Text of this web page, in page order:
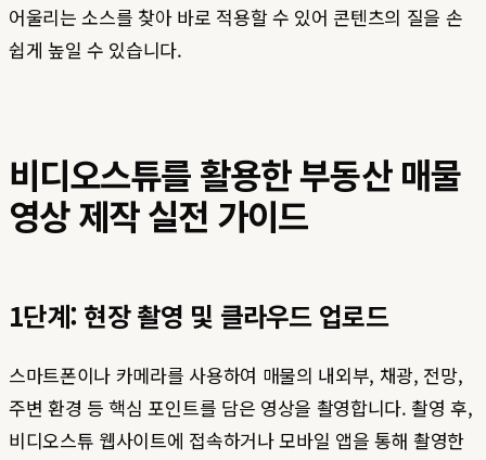
어울리는 소스를 찾아 바로 적용할 수 있어 콘텐츠의 질을 손
쉽게 높일 수 있습니다.
비디오스튜를 활용한 부동산 매물
영상 제작 실전 가이드
1단계: 현장 촬영 및 클라우드 업로드
스마트폰이나 카메라를 사용하여 매물의 내외부, 채광, 전망,
주변 환경 등 핵심 포인트를 담은 영상을 촬영합니다. 촬영 후,
비디오스튜 웹사이트에 접속하거나 모바일 앱을 통해 촬영한